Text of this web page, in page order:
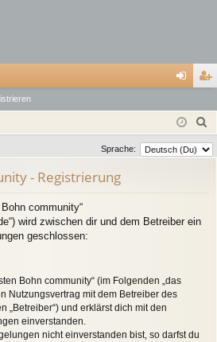
m
el
ist
rie
c
Sprache:
- Registrierung
community“
wird zwischen dir und dem Betreiber ein
geschlossen:
Bohn community“ (im Folgenden „das
Nutzungsvertrag mit dem Betreiber des
„Betreiber“) und erklärst dich mit den
einverstanden.
nicht einverstanden bist, so darfst du